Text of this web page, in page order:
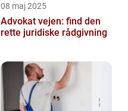
08 maj 2025
Advokat vejen: find den
rette juridiske rådgivning